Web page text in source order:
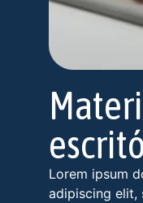
Lorem ipsum
adipiscing elit,